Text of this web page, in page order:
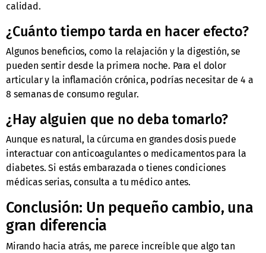
calidad.
¿Cuánto tiempo tarda en hacer efecto?
Algunos beneficios, como la relajación y la digestión, se
pueden sentir desde la primera noche. Para el dolor
articular y la inflamación crónica, podrías necesitar de 4 a
8 semanas de consumo regular.
¿Hay alguien que no deba tomarlo?
Aunque es natural, la cúrcuma en grandes dosis puede
interactuar con anticoagulantes o medicamentos para la
diabetes. Si estás embarazada o tienes condiciones
médicas serias, consulta a tu médico antes.
Conclusión: Un pequeño cambio, una
gran diferencia
Mirando hacia atrás, me parece increíble que algo tan